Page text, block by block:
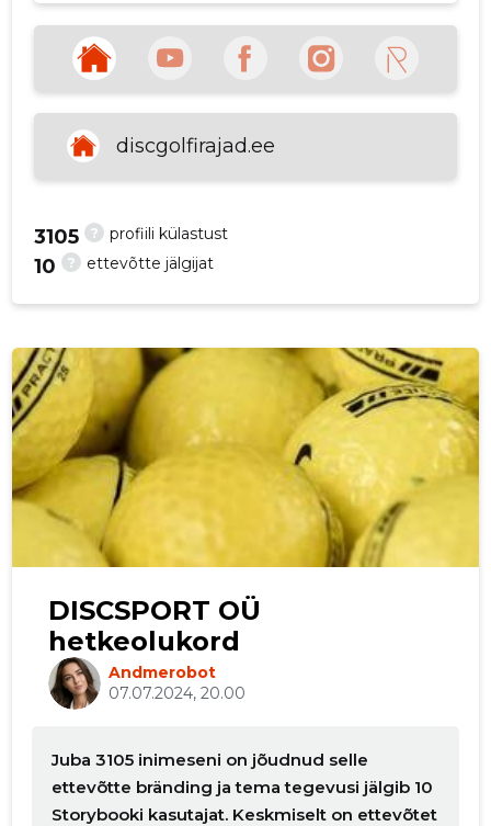
discgolfirajad.ee
? profiili külastust
3105
? ettevõtte jälgijat
10
DISCSPORT OÜ
hetkeolukord
Andmerobot
07.07.2024, 20.00
Juba 3105 inimeseni on jõudnud selle
ettevõtte bränding ja tema tegevusi jälgib 10
Storybooki kasutajat. Keskmiselt on ettevõtet